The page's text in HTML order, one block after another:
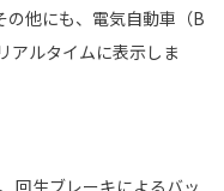
他にも、電気自動車（B
アルタイムに表示しま
回生ブレーキによるバッ